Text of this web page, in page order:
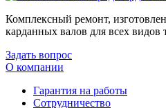
Комплексный ремонт,
карданных валов для всех видов
Задать вопрос
О компании
Гарантия на работы
Сотрудничество